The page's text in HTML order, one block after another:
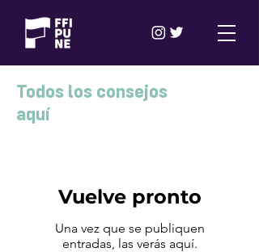
Todos los consejos
aquí
Vuelve pronto
Una vez que se publiquen
entradas, las verás aquí.